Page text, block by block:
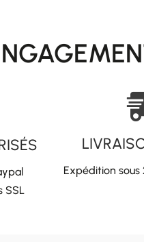
SSL
Expédition sous